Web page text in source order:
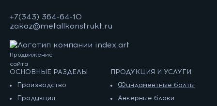
+7(343) 364-64-10
zakaz@metallkonstrukt.ru
Продвижение
сайта
ОСНОВНЫЕ РАЗДЕЛЫ
Производство
Продукция
ПРОДУКЦИЯ И УСЛУГИ
Фундаментные болты
Анкерные блоки